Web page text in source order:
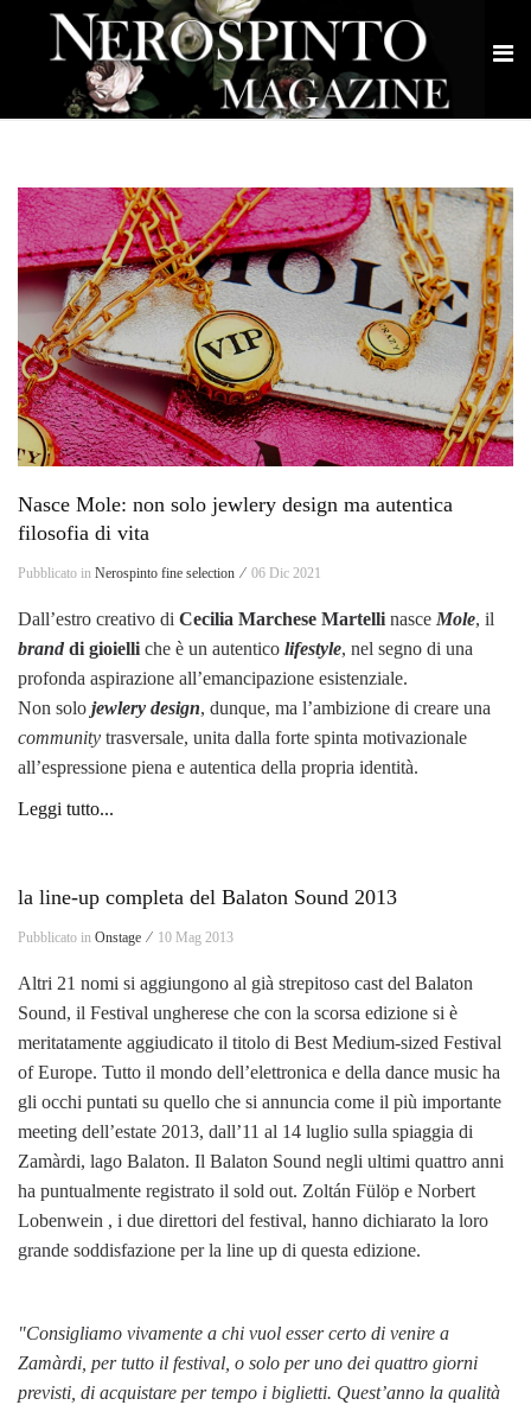
Nasce Mole: non solo jewlery design ma autentica
filosofia di vita
Pubblicato in Nerospinto fine selection ⁄ 06 Dic 2021
Dall’estro creativo di Cecilia Marchese Martellinasce Mole, il
brand di gioielliche è un autentico lifestyle, nel segno di una
profonda aspirazione all’emancipazione esistenziale.
Non solo jewlery design, dunque, ma l’ambizione di creare una
community trasversale, unita dalla forte spinta motivazionale
all’espressione piena e autentica della propria identità.
Leggi tutto...
la line-up completa del Balaton Sound 2013
Pubblicato in Onstage ⁄ 10 Mag 2013
Altri 21 nomi si aggiungono al già strepitoso cast del Balaton
Sound, il Festival ungherese che con la scorsa edizione si è
meritatamente aggiudicato il titolo di Best Medium-sized Festival
of Europe. Tutto il mondo dell’elettronica e della dance music ha
gli occhi puntati su quello che si annuncia come il più importante
meeting dell’estate 2013, dall’11 al 14 luglio sulla spiaggia di
Zamàrdi, lago Balaton. Il Balaton Sound negli ultimi quattro anni
ha puntualmente registrato il sold out. Zoltán Fülöp e Norbert
Lobenwein , i due direttori del festival, hanno dichiarato la loro
grande soddisfazione per la line up di questa edizione.
"Consigliamo vivamente a chi vuol esser certo di venire a
Zamàrdi, per tutto il festival, o solo per uno dei quattro giorni
previsti, di acquistare per tempo i biglietti. Quest’anno la qualità